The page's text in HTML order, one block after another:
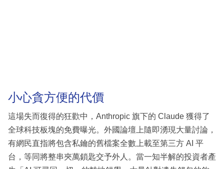
小心貪方便的代價
這場失而復得的狂歡中，Anthropic 旗下的 Claude 獲得了
全球科技板塊的免費曝光。外國論壇上隨即湧現大量討論，
有網民直指將包含私鑰的舊檔案全數上載至第三方 AI 平
台，等同將整串夾萬鎖匙交予外人。當一知半解的投資者產